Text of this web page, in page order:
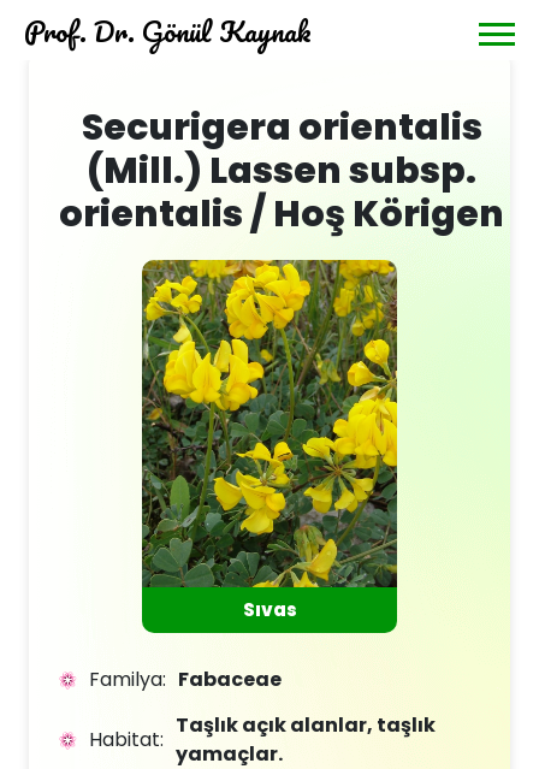
Prof. Dr. Gönül Kaynak
Securigera orientalis
(Mill.) Lassen subsp.
orientalis / Hoş Körigen
Sıvas
Familya: Fabaceae
Habitat:
Taşlık açık alanlar, taşlık
yamaçlar.